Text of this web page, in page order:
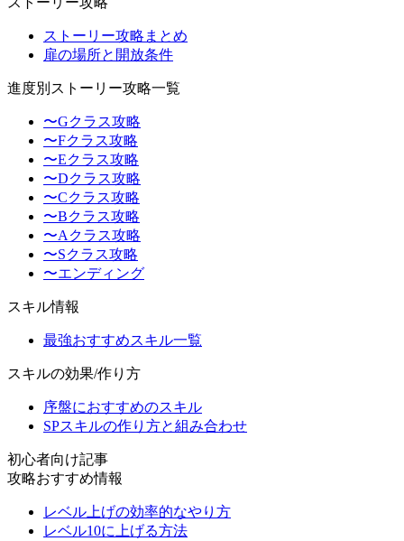
ストーリー攻略まとめ
扉の場所と開放条件
進度別ストーリー攻略一覧
〜Gクラス攻略
〜Fクラス攻略
〜Eクラス攻略
〜Dクラス攻略
〜Cクラス攻略
〜Bクラス攻略
〜Aクラス攻略
〜Sクラス攻略
〜エンディング
スキル情報
最強おすすめスキル一覧
スキルの効果/作り方
序盤におすすめのスキル
SPスキルの作り方と組み合わせ
初心者向け記事
攻略おすすめ情報
レベル上げの効率的なやり方
レベル10に上げる方法